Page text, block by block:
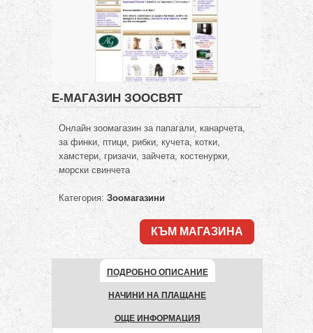
Е-МАГАЗИН ЗООСВЯТ
Онлайн зоомагазин за папагали, канарчета,
за финки, птици, рибки, кучета, котки,
хамстери, гризачи, зайчета, костенурки,
морски свинчета
Категория: Зоомагазини
КЪМ МАГАЗИНА
ПОДРОБНО ОПИСАНИЕ
НАЧИНИ НА ПЛАЩАНЕ
ОЩЕ ИНФОРМАЦИЯ